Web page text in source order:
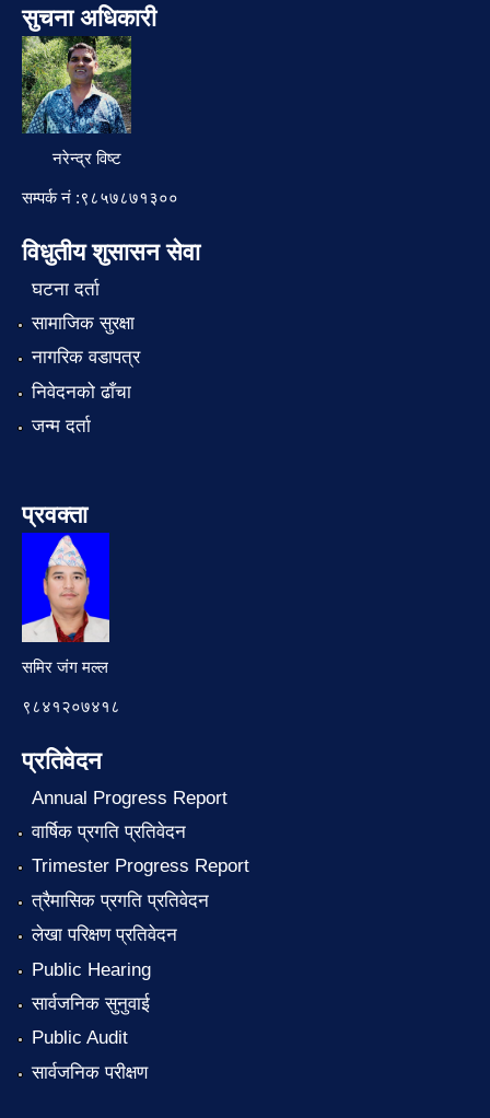
सुचना अधिकारी
नरेन्द्र विष्ट
सम्पर्क नं :९८५७८७१३००
विधुतीय शुसासन सेवा
घटना दर्ता
सामाजिक सुरक्षा
नागरिक वडापत्र
निवेदनको ढाँचा
जन्म दर्ता
प्रवक्ता
समिर जंग मल्ल
९८४१२०७४१८
प्रतिवेदन
Annual Progress Report
वार्षिक प्रगति प्रतिवेदन
Trimester Progress Report
त्रैमासिक प्रगति प्रतिवेदन
लेखा परिक्षण प्रतिवेदन
Public Hearing
सार्वजनिक सुनुवाई
Public Audit
सार्वजनिक परीक्षण